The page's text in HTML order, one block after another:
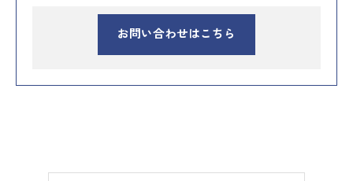
お問い合わせはこちら